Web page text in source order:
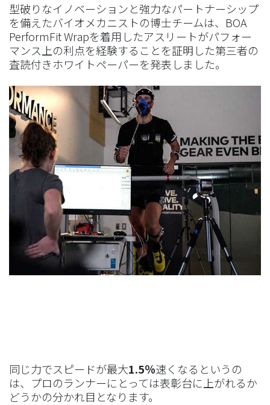
型破りなイノベーションと強力なパートナーシップ
を備えたバイオメカニストの博士チームは、BOA
PerformFit Wrapを着用したアスリートがパフォー
マンス上の利点を経験することを証明した第三者の
査読付きホワイトペーパーを発表しました。
同じ力でスピードが最大1.5％速くなるというの
は、プロのランナーにとっては表彰台に上がれるか
どうかの分かれ目となります。